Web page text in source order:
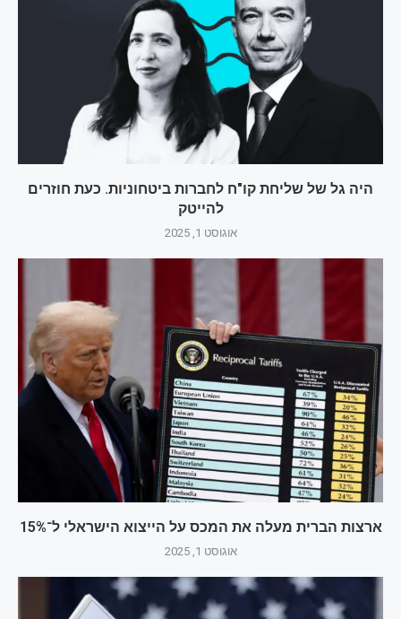
היה גל של שליחת קו"ח לחברות ביטחוניות. כעת חוזרים
להייטק
אוגוסט 1, 2025
ארצות הברית מעלה את המכס על הייצוא הישראלי ל־15%
אוגוסט 1, 2025